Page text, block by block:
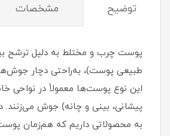
توضیح مشخصات
پوست چرب و مختلط به دلیل ترشح
طبیعی پوست)، به‌راحتی دچار
این نوع پوست‌ها معمولاً در نواحی
پیشانی، بینی و چانه) جوش می‌زنند.
به محصولاتی داریم که هم‌زمان